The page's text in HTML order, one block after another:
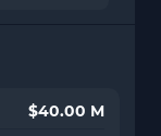
$40.00 M